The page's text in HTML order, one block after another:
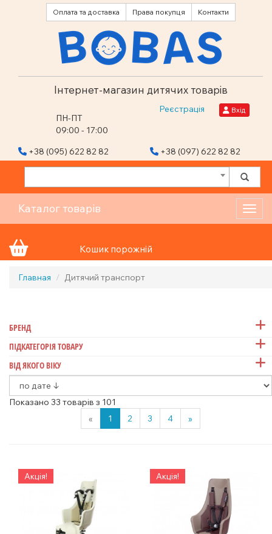
Оплата та доставка Права покупця Контакти
Інтернет-магазин дитячих товарів
ПН-ПТ
09:00 - 17:00
Реєстрація Вхід
+38 (095) 622 82 82 +38 (097) 622 82 82
Каталог товарів
Кошик порожній
Главная Дитячий транспорт
БРЕНД
ПІДКАТЕГОРІЯ ТОВАРУ
ВІД ЯКОГО ВІКУ
Показано 33 товарів з 101
«
1 2 3 4 »
Акція! Акція!